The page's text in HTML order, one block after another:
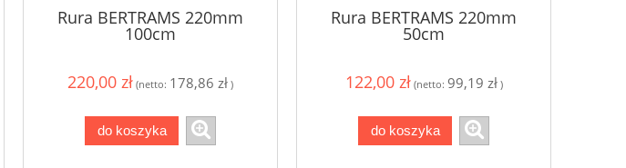
Rura BERTRAMS 220mm
100cm
220,00 zł (netto: 178,86 zł )
do koszyka
Rura BERTRAMS 220mm
50cm
122,00 zł (netto: 99,19 zł)
do koszyka